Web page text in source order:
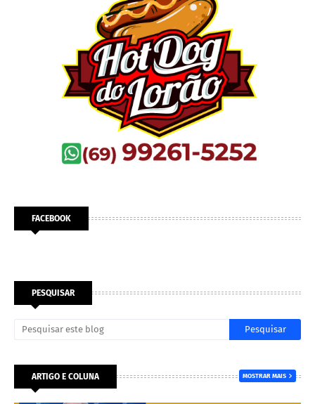
FACEBOOK
PESQUISAR
ARTIGO E COLUNA MOSTRAR MAIS